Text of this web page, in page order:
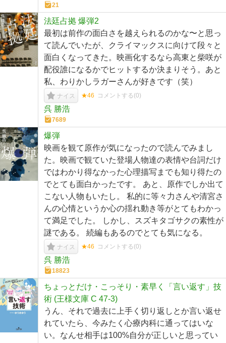
21
法廷占拠 爆弾2
最初は前作の面白さを越えられるのかな〜と思っ
て読んでいたが、クライマックスに向けて段々と
面白くなってきた。映画化するなら高東と柴咲が
配役誰になるかでヒットするか決まりそう。あと
私、わりかしラガーさんが好きです（笑）
ナイス ★46 コメントする(0)
呉 勝浩
7689
爆弾
映画を観て原作が気になったので読んでみまし
た。映画で観ていた登場人物達の表情や台詞だけ
ではわかり得なかった心理描写までも知り得たの
でとても面白かったです。 あと、原作でしか出て
こない人物もいたし。 私的に等々力さんや清宮さ
んの心情というか心の揺れ動き等がとてもわかっ
て満足でした。 しかし、スズキタゴサクの素性が
謎である。 続編もあるのでとても気になる。
ナイス ★46 コメントする(0)
呉 勝浩
18823
ちょっとだけ・こっそり・素早く「言い返す」技
術 (王様文庫 C 47-3)
うん、それで過去に上手く切り返しとか言い返せ
れていたら、今みたく心療内科に通ってはいな
い。なんせ相手は100%自分が正しいと思ってい